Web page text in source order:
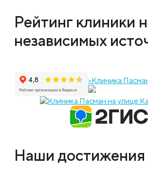
Рейтинг клиники
независимых
«Клиника
Наши достижения